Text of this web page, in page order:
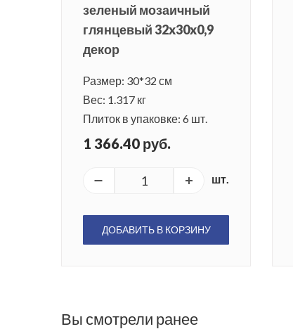
зеленый мозаичный
глянцевый 32x30x0,9
декор
Размер: 30*32 см
Вес: 1.317 кг
Плиток в упаковке: 6 шт.
1 366.40 руб.
шт.
ДОБАВИТЬ В КОРЗИНУ
Вы смотрели ранее